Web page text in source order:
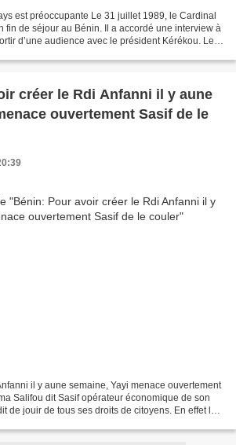
est préoccupante Le 31 juillet 1989, le Cardinal
fin de séjour au Bénin. Il a accordé une interview à
d’une audience avec le président Kérékou. Les
créer le Rdi Anfanni il y aune
ouvertement Sasif de le
il y aune semaine, Yayi menace ouvertement
Salifou dit Sasif opérateur économique de son
de jouir de tous ses droits de citoyens. En effet le